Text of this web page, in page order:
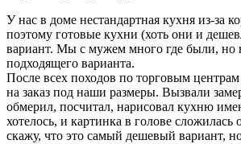
У нас в доме нестандартная кухня из-за
поэтому готовые кухни (хоть они и
вариант. Мы с мужем много где были, но
подходящего варианта.
После всех походов по торговым
на заказ под наши размеры. Вызвали
обмерил, посчитал, нарисовал кухню
хотелось, и картинка в голове сложилась
скажу, что это самый дешевый вариант,